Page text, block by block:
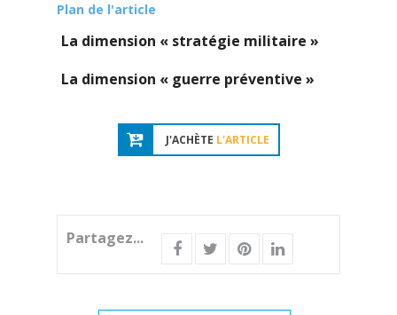
Plan de l'article
La dimension « stratégie militaire »
La dimension « guerre préventive »
J'ACHÈTE L'ARTICLE
Partagez...